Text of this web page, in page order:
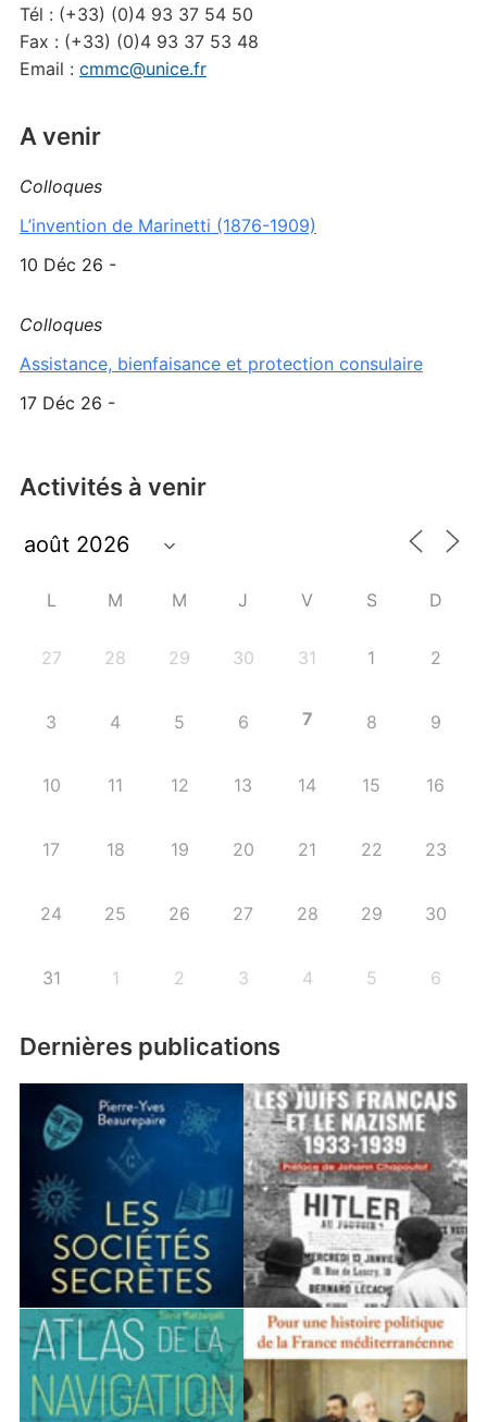
Tél : (+33) (0)4 93 37 54 50
Fax : (+33) (0)4 93 37 53 48
Email : cmmc@unice.fr
A venir
Colloques
L’invention de Marinetti (1876-1909)
10 Déc 26 -
Colloques
Assistance, bienfaisance et protection consulaire
17 Déc 26 -
Activités à venir
L M M J V S D
27 28 29 30 31 1 2
3 4 5 6 7 8 9
10 11 12 13 14 15 16
17 18 19 20 21 22 23
24 25 26 27 28 29 30
31 1 2 3 4 5 6
Dernières publications